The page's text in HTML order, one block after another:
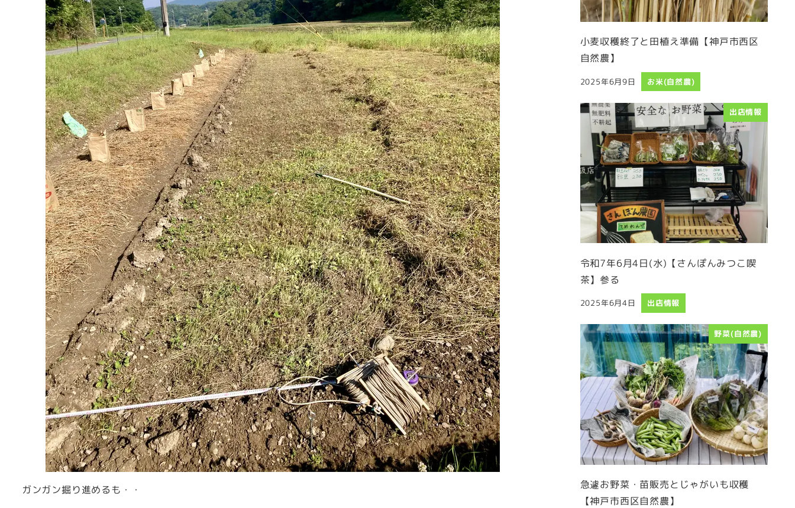
ガンガン掘り進めるも・・
小麦収穫終了と田植え準備【神戸市西区
自然農】
投稿日
2025年6月9日 お米(自然農)
出店情報
令和7年6月4日(水)【さんぽんみつこ喫
茶】参る
投稿日
2025年6月4日 出店情報
野菜(自然農)
急遽お野菜・苗販売とじゃがいも収穫
【神戸市西区自然農】